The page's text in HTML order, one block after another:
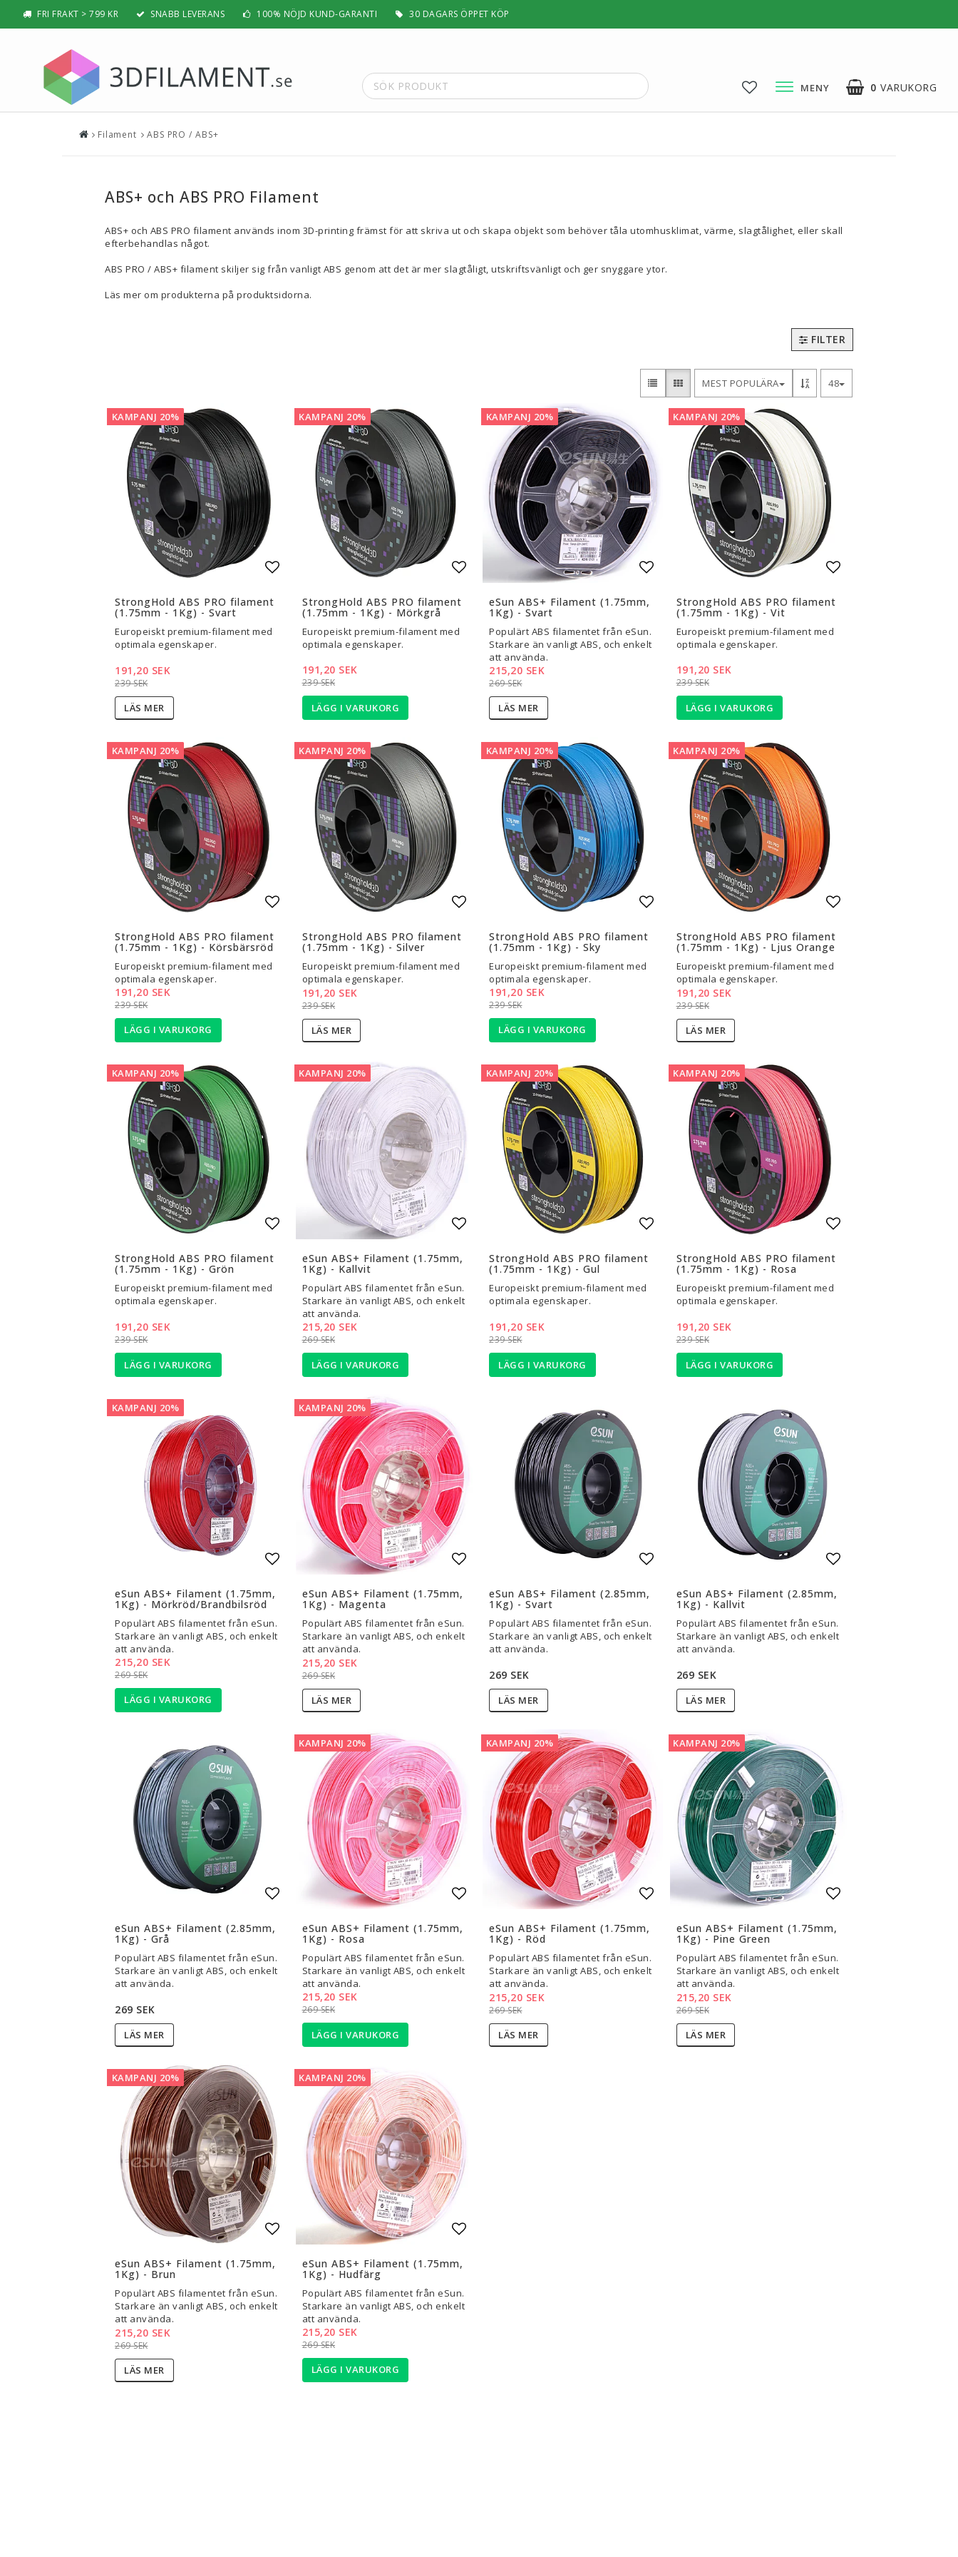
FRI FRAKT > 799 KR SNABB LEVERANS 100% NÖJD KUND-GARANTI 30 DAGARS ÖPPET KÖP
0 VARUKORG
MENY
ABS
HIPS / PVA / ASA
Nylon
Stödmaterial
Lättvikt
Tejp, Lim & Fästmaterial
Filament-förvaring
Hotend
Övrigt
Visa alla
Visa alla
3D-Pennor & Tillbehör
Visa alla
Filament ABS PRO / ABS+
ABS+ och ABS PRO Filament
ABS+ och ABS PRO filament används inom 3D-printing främst för att skriva ut och skapa objekt som behöver tåla utomhusklimat, värme, slagtålighet, eller skall
efterbehandlas något.
ABS PRO / ABS+ filament skiljer sig från vanligt ABS genom att det är mer slagtåligt, utskriftsvänligt och ger snyggare ytor.
Läs mer om produkterna på produktsidorna.
FILTER
MEST POPULÄRA 48
KAMPANJ 20%
StrongHold ABS PRO filament
(1.75mm - 1Kg) - Svart
Europeiskt premium-filament med
optimala egenskaper.
239 SEK
191,20 SEK
LÄS MER
KAMPANJ 20%
Lägg till i favoritlistan
StrongHold ABS PRO filament
(1.75mm - 1Kg) - Mörkgrå
Europeiskt premium-filament med
optimala egenskaper.
239 SEK
191,20 SEK
LÄGG I VARUKORG
KAMPANJ 20%
eSun ABS+ Filament (1.75mm,
1Kg) - Svart
Populärt ABS filamentet från eSun.
Starkare än vanligt ABS, och enkelt
att använda.
269 SEK
215,20 SEK
LÄS MER
KAMPANJ 20%
StrongHold ABS PRO filament
(1.75mm - 1Kg) - Vit
Europeiskt premium-filament med
optimala egenskaper.
239 SEK
191,20 SEK
LÄGG I VARUKORG
KAMPANJ 20%
StrongHold ABS PRO filament
(1.75mm - 1Kg) - Körsbärsröd
Europeiskt premium-filament med
optimala egenskaper.
239 SEK
191,20 SEK
LÄGG I VARUKORG
KAMPANJ 20%
StrongHold ABS PRO filament
(1.75mm - 1Kg) - Silver
Europeiskt premium-filament med
optimala egenskaper.
239 SEK
191,20 SEK
LÄS MER
KAMPANJ 20%
StrongHold ABS PRO filament
(1.75mm - 1Kg) - Sky
Europeiskt premium-filament med
optimala egenskaper.
239 SEK
191,20 SEK
LÄGG I VARUKORG
KAMPANJ 20%
StrongHold ABS PRO filament
(1.75mm - 1Kg) - Ljus Orange
Europeiskt premium-filament med
optimala egenskaper.
239 SEK
191,20 SEK
LÄS MER
KAMPANJ 20%
Lägg till i favoritlistan
StrongHold ABS PRO filament
(1.75mm - 1Kg) - Grön
Europeiskt premium-filament med
optimala egenskaper.
239 SEK
191,20 SEK
LÄGG I VARUKORG
KAMPANJ 20%
eSun ABS+ Filament (1.75mm,
1Kg) - Kallvit
Populärt ABS filamentet från eSun.
Starkare än vanligt ABS, och enkelt
att använda.
269 SEK
215,20 SEK
LÄGG I VARUKORG
KAMPANJ 20%
StrongHold ABS PRO filament
(1.75mm - 1Kg) - Gul
Europeiskt premium-filament med
optimala egenskaper.
239 SEK
191,20 SEK
LÄGG I VARUKORG
KAMPANJ 20%
StrongHold ABS PRO filament
(1.75mm - 1Kg) - Rosa
Europeiskt premium-filament med
optimala egenskaper.
239 SEK
191,20 SEK
LÄGG I VARUKORG
KAMPANJ 20%
Lägg till i favoritlistan
eSun ABS+ Filament (1.75mm,
1Kg) - Mörkröd/Brandbilsröd
Populärt ABS filamentet från eSun.
Starkare än vanligt ABS, och enkelt
att använda.
269 SEK
215,20 SEK
LÄGG I VARUKORG
KAMPANJ 20%
eSun ABS+ Filament (1.75mm,
1Kg) - Magenta
Populärt ABS filamentet från eSun.
Starkare än vanligt ABS, och enkelt
att använda.
269 SEK
215,20 SEK
LÄS MER
eSun ABS+ Filament (2.85mm,
1Kg) - Svart
Populärt ABS filamentet från eSun.
Starkare än vanligt ABS, och enkelt
att använda.
269 SEK
LÄS MER
eSun ABS+ Filament (2.85mm,
1Kg) - Kallvit
Populärt ABS filamentet från eSun.
Starkare än vanligt ABS, och enkelt
att använda.
269 SEK
LÄS MER
eSun ABS+ Filament (2.85mm,
1Kg) - Grå
Populärt ABS filamentet från eSun.
Starkare än vanligt ABS, och enkelt
att använda.
269 SEK
LÄS MER
KAMPANJ 20%
Lägg till i favoritlistan
eSun ABS+ Filament (1.75mm,
1Kg) - Rosa
Populärt ABS filamentet från eSun.
Starkare än vanligt ABS, och enkelt
att använda.
269 SEK
215,20 SEK
LÄGG I VARUKORG
KAMPANJ 20%
eSun ABS+ Filament (1.75mm,
1Kg) - Röd
Populärt ABS filamentet från eSun.
Starkare än vanligt ABS, och enkelt
att använda.
269 SEK
215,20 SEK
LÄS MER
KAMPANJ 20%
eSun ABS+ Filament (1.75mm,
1Kg) - Pine Green
Populärt ABS filamentet från eSun.
Starkare än vanligt ABS, och enkelt
att använda.
269 SEK
215,20 SEK
LÄS MER
KAMPANJ 20%
Lägg till i favoritlistan
eSun ABS+ Filament (1.75mm,
1Kg) - Brun
Populärt ABS filamentet från eSun.
Starkare än vanligt ABS, och enkelt
att använda.
269 SEK
215,20 SEK
LÄS MER
KAMPANJ 20%
eSun ABS+ Filament (1.75mm,
1Kg) - Hudfärg
Populärt ABS filamentet från eSun.
Starkare än vanligt ABS, och enkelt
att använda.
269 SEK
215,20 SEK
LÄGG I VARUKORG